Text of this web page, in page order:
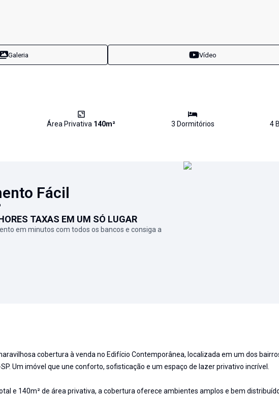
Galeria Vídeo
Área Privativa 140m² 3 Dormitórios 4
Fácil
TAXAS EM UM SÓ LUGAR
em minutos com todos os bancos e consiga a
cobertura à venda no Edifício Contemporânea, localizada em um dos
Um imóvel que une conforto, sofisticação e um espaço de lazer privativo incrível.
e 140m² de área privativa, a cobertura oferece ambientes amplos e bem